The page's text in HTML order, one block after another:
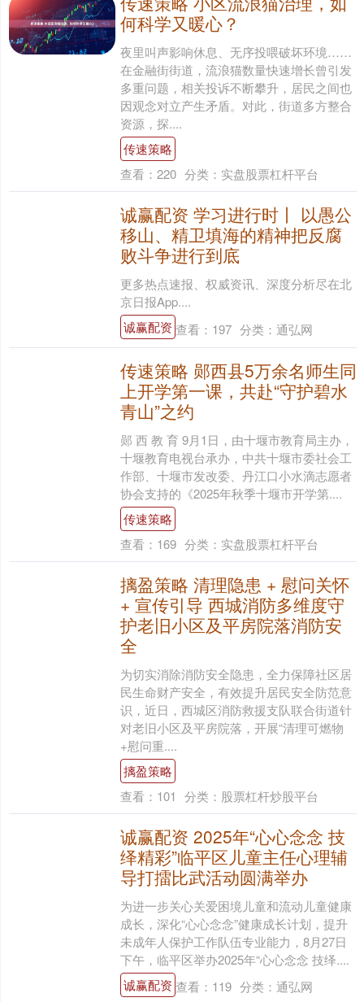
何科学又暖心？
夜里叫声影响休息、无序投喂破坏环境……
在金融街街道，流浪猫数量快速增长曾引发
多重问题，相关投诉不断攀升，居民之间也
因观念对立产生矛盾。对此，街道多方整合
资源，探....
传速策略
查看： 220 分类： 实盘股票杠杆平台
诚赢配资 学习进行时丨 以愚公
移山、精卫填海的精神把反腐
败斗争进行到底
更多热点速报、权威资讯、深度分析尽在北
京日报App....
诚赢配资 查看： 197 分类： 通弘网
传速策略 郧西县5万余名师生同
上开学第一课，共赴“守护碧水
青山”之约
郧 西 教 育 9月1日，由十堰市教育局主办，
十堰教育电视台承办，中共十堰市委社会工
作部、十堰市发改委、丹江口小水滴志愿者
协会支持的《2025年秋季十堰市开学第....
传速策略
查看： 169 分类： 实盘股票杠杆平台
摛盈策略 清理隐患 + 慰问关怀
+ 宣传引导 西城消防多维度守
护老旧小区及平房院落消防安
全
为切实消除消防安全隐患，全力保障社区居
民生命财产安全，有效提升居民安全防范意
识，近日，西城区消防救援支队联合街道针
对老旧小区及平房院落，开展“清理可燃物
+慰问重....
摛盈策略
查看： 101 分类： 股票杠杆炒股平台
诚赢配资 2025年“心心念念 技
绎精彩”临平区儿童主任心理辅
导打擂比武活动圆满举办
为进一步关心关爱困境儿童和流动儿童健康
成长，深化“心心念念”健康成长计划，提升
未成年人保护工作队伍专业能力，8月27日
下午，临平区举办2025年“心心念念 技绎....
诚赢配资 查看： 119 分类： 通弘网